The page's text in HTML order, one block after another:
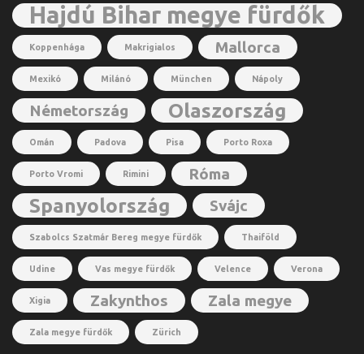
Hajdú Bihar megye fürdők
Koppenhága Makrigialos Mallorca
Mexikó Milánó München Nápoly
Németország Olaszország
Omán Padova Pisa Porto Roxa
Porto Vromi Rimini Róma
Spanyolország Svájc
Szabolcs Szatmár Bereg megye fürdők Thaiföld
Udine Vas megye fürdők Velence Verona
Xigia Zakynthos Zala megye
Zala megye fürdők Zürich